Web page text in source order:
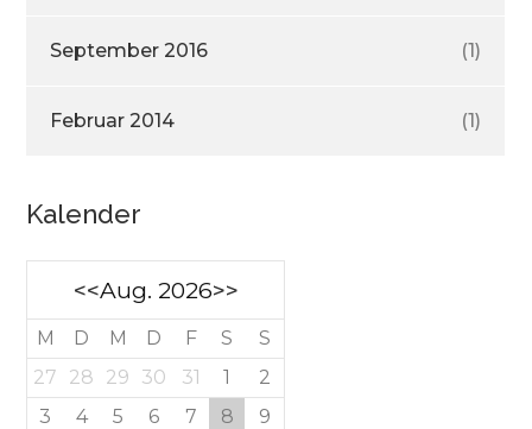
September 2016 (1)
Februar 2014 (1)
Kalender
<<Aug. 2026>>
M D M D F S
S
27
28 29 30 31 1
2
3
4 5 6 7 8
9